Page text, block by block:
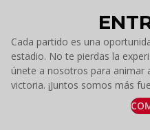
Cada partido es una
estadio. No te pierdas la
únete a nosotros para animar
victoria. ¡Juntos somos más